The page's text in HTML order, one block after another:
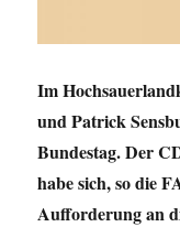
Im
und Patrick
Bundestag. Der
habe sich, so die
Aufforderung an